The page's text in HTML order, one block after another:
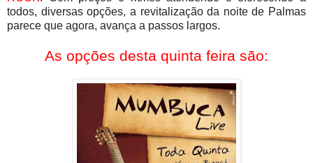
todos, diversas opções, a revitalização da noite de Palmas
parece que agora, avança a passos largos.
As opções desta quinta feira são: